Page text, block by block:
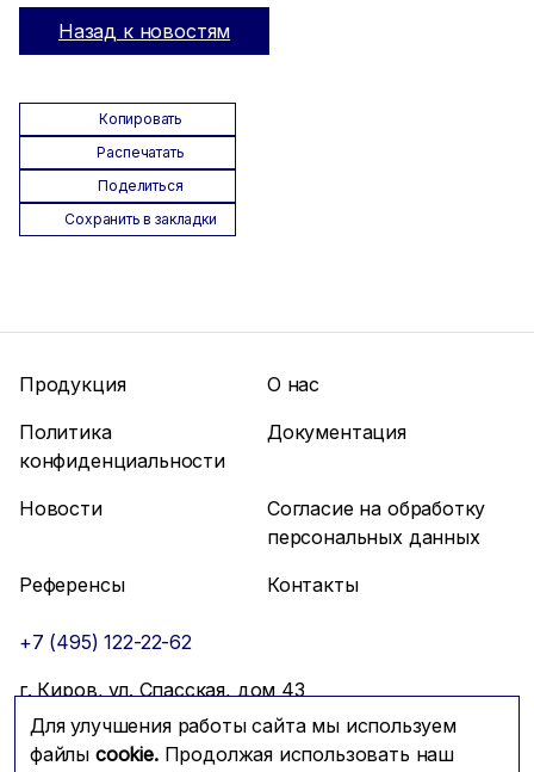
Назад к новостям
Копировать
Распечатать
Поделиться
Сохранить в закладки
Для улучшения работы сайта мы используем
файлы cookie.Продолжая использовать наш
Продукция
О нас
Политика
конфиденциальности
Документация
Новости
Согласие на обработку
персональных данных
Референсы
Контакты
+7 (495) 122-22-62
г. Киров, ул. Спасская, дом 43
info@mfmc.ru
Связаться с нами